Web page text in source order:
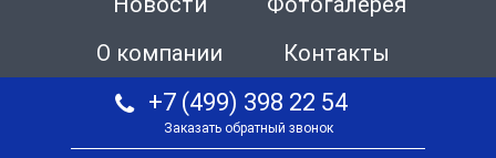
О компании
Контакты
+7 (499) 398 22 54
Заказать обратный звонок